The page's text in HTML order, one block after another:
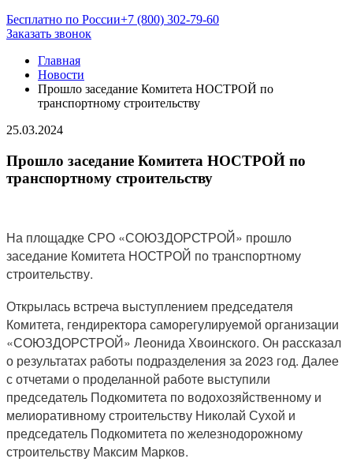
Бесплатно по России+7 (800) 302-79-60
Заказать звонок
Главная
Новости
Прошло заседание Комитета НОСТРОЙ по
транспортному строительству
25.03.2024
Прошло заседание Комитета НОСТРОЙ по
транспортному строительству
На площадке СРО «СОЮЗДОРСТРОЙ» прошло
заседание Комитета НОСТРОЙ по транспортному
строительству.
Открылась встреча выступлением председателя
Комитета, гендиректора саморегулируемой организации
«СОЮЗДОРСТРОЙ» Леонида Хвоинского. Он рассказал
о результатах работы подразделения за 2023 год. Далее
с отчетами о проделанной работе выступили
председатель Подкомитета по водохозяйственному и
мелиоративному строительству Николай Сухой и
председатель Подкомитета по железнодорожному
строительству Максим Марков.